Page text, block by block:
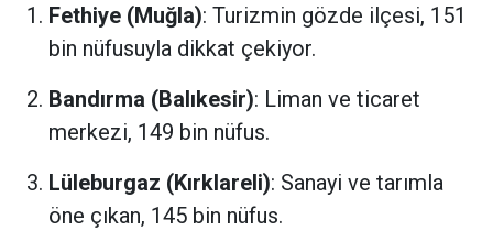
Fethiye (Muğla): Turizmin gözde ilçesi, 151
bin nüfusuyla dikkat çekiyor.
Bandırma (Balıkesir): Liman ve ticaret
merkezi, 149 bin nüfus.
Lüleburgaz (Kırklareli): Sanayi ve tarımla
öne çıkan, 145 bin nüfus.